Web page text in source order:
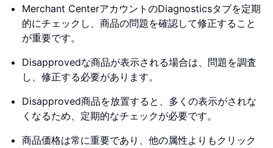
Merchant CenterアカウントのDiagnosticsタブを定期
的にチェックし、商品の問題を確認して修正すること
が重要です。
Disapprovedな商品が表示される場合は、問題を調査
し、修正する必要があります。
Disapproved商品を放置すると、多くの表示がされな
くなるため、定期的なチェックが必要です。
商品価格は常に重要であり、他の属性よりもクリック